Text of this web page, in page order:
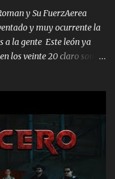
com...y Su FuerzAerea
y muy ocurrente la
a la gente Este león ya
los veinte 20 claro son
topar pues no hay de
por mi línea no veo a
me duerm voy chicoteado
me agarran el colmillo
Al tiro esta la PrimiZa